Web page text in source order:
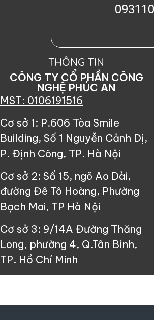
THÔNG TIN
CÔNG TY CỔ PHẦN CÔNG
NGHỆ PHÚC AN
MST: 0106191516
Cơ sở 1: P.606 Tòa Smile
Building, Số 1 Nguyễn Cảnh Dị,
P. Định Công, TP. Hà Nội
Cơ sở 2: Số 15, ngõ Ao Dài,
đường Đê Tô Hoàng, Phường
Bạch Mai, TP Hà Nội
Cơ sở 3: 9/14A Đường Thăng
Long, phường 4, Q.Tân Bình,
TP. Hồ Chí Minh